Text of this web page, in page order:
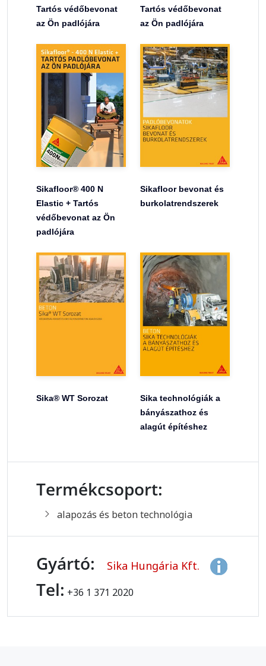
Tartós védőbevonat
az Ön padlójára
Tartós védőbevonat
az Ön padlójára
Sikafloor® 400 N
Elastic + Tartós
védőbevonat az Ön
padlójára
Sikafloor bevonat és
burkolatrendszerek
Sika® WT Sorozat
Sika technológiák a
bányászathoz és
alagút építéshez
Termékcsoport:
alapozás és beton technológia
Gyártó: Sika Hungária Kft.
Tel: +36 1 371 2020